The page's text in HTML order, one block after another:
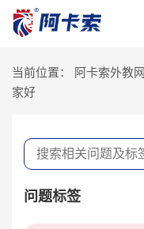
当前位置： 阿卡索外教网
家好
问题标签